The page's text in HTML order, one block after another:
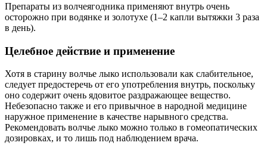
Препараты из волчеягодника применяют внутрь очень
осторожно при водянке и золотухе (1–2 капли вытяжки 3 раза
в день).
Целебное действие и применение
Хотя в старину волчье лыко использовали как слабительное,
следует предостеречь от его употребления внутрь, поскольку
оно содержит очень ядовитое раздражающее вещество.
Небезопасно также и его привычное в народной медицине
наружное применение в качестве нарывного средства.
Рекомендовать волчье лыко можно только в гомеопатических
дозировках, и то лишь под наблюдением врача.